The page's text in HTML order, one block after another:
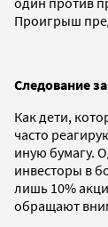
Проигрыш
Следование
Как дети,
часто
иную бумагу.
инвесторы в
лишь 10%
обращают